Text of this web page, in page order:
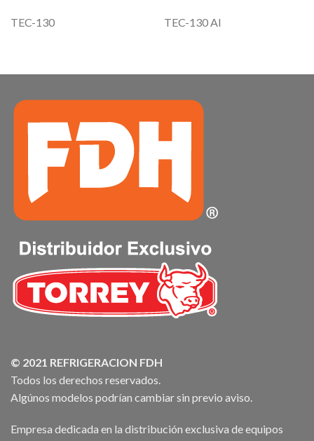
TEC-130 TEC-130 AI
© 2021 REFRIGERACION FDH
Todos los derechos reservados.
Algúnos modelos podrían cambiar sin previo aviso.
Empresa dedicada en la distribución exclusiva de equipos